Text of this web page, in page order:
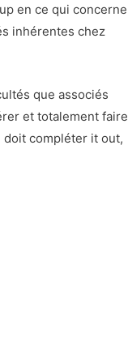
en ce qui concerne
inhérentes chez
que associés
et totalement faire
doit compléter it out,